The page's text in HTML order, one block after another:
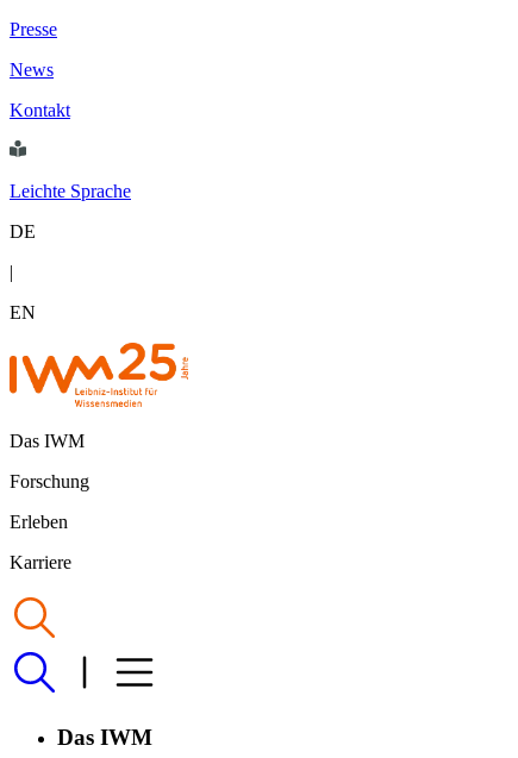
Presse
News
Kontakt
Leichte Sprache
DE
|
EN
Das IWM
Forschung
Erleben
Karriere
Das IWM